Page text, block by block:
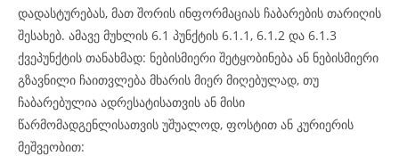
დადასტურებას, მათ შორის ინფორმაციას ჩაბარების თარიღის
შესახებ. ამავე მუხლის 6.1 პუნქტის 6.1.1, 6.1.2 და 6.1.3
ქვეპუნქტის თანახმად: ნებისმიერი შეტყობინება ან ნებისმიერი
გზავნილი ჩაითვლება მხარის მიერ მიღებულად, თუ
ჩაბარებულია ადრესატისათვის ან მისი
წარმომადგენლისათვის უშუალოდ, ფოსტით ან კურიერის
მეშვეობით: